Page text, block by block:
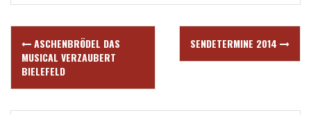
Post
navigation
ASCHENBRÖDEL DAS
MUSICAL VERZAUBERT
BIELEFELD
SENDETERMINE 2014